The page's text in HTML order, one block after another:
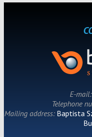
E-mail:
Telephone
Mailing address: Baptista